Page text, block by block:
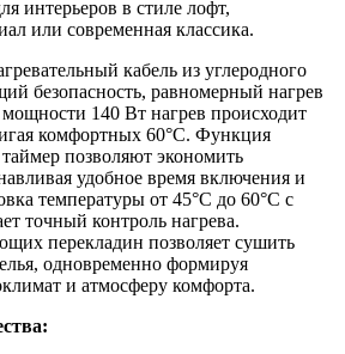
интерьеров в стиле лофт,
или современная классика.
кабель из углеродного
безопасность, равномерный нагрев
140 Вт нагрев происходит
комфортных 60°C. Функция
позволяют экономить
удобное время включения и
температуры от 45°C до 60°C с
точный контроль нагрева.
перекладин позволяет сушить
одновременно формируя
и атмосферу комфорта.